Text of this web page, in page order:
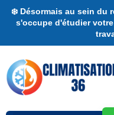
❄️ Désormais au sein du
s'occupe d'étudier